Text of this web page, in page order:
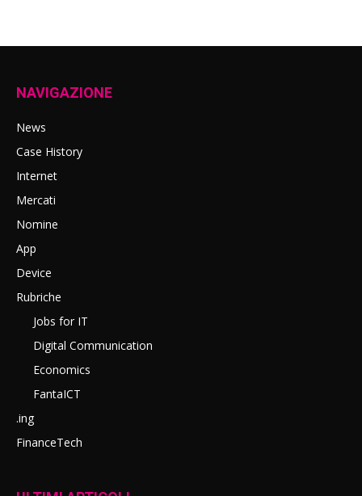
NAVIGAZIONE
News
Case History
Internet
Mercati
Nomine
App
Device
Rubriche
Jobs for IT
Digital Communication
Economics
FantaICT
.ing
FinanceTech